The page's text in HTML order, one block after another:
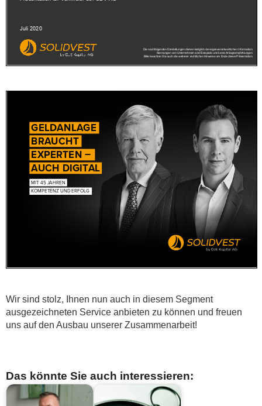
Wir sind stolz, Ihnen nun auch in diesem Segment
ausgezeichneten Service anbieten zu können und freuen
uns auf den Ausbau unserer Zusammenarbeit!
Das könnte Sie auch interessieren: